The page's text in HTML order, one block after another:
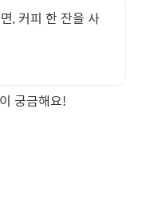
, 커피 한 잔을 사
궁금해요!